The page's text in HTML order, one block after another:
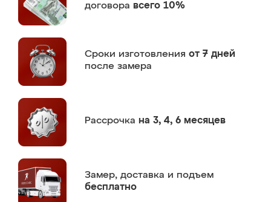
договора всего 10%
Сроки изготовления от 7 дней
после замера
Рассрочка на 3, 4, 6 месяцев
Замер, доставка и подъем
бесплатно